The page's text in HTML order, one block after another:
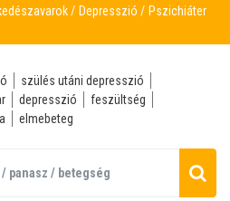
Depresszió Pszichiáter
szülés utáni depresszió
depresszió
feszültség
elmebeteg